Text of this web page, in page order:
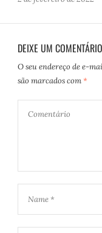
DEIXE UM COMENTÁRIO
O seu endereço de e-
são marcados com *